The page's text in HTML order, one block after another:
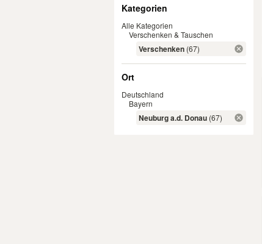
Kategorien
Alle Kategorien
Verschenken & Tauschen
Verschenken (67)
Ort
Deutschland
Bayern
Neuburg a.d. Donau (67)